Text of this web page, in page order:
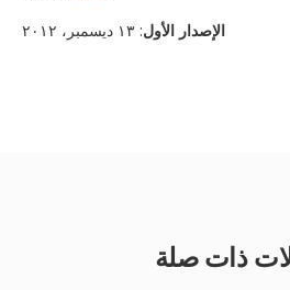
الإصدار الأول: ١٣ ديسمبر، ٢٠١٢
ذات صلة